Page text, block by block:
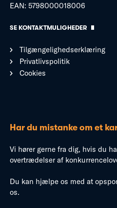
EAN: 5798000018006
SE KONTAKTMULIGHEDER
Tilgængelighedserklæring
Privatlivspolitik
Cookies
Har du mistanke om et
Vi hører gerne fra dig, hvis du
overtrædelser af
Du kan hjælpe os med at
os.